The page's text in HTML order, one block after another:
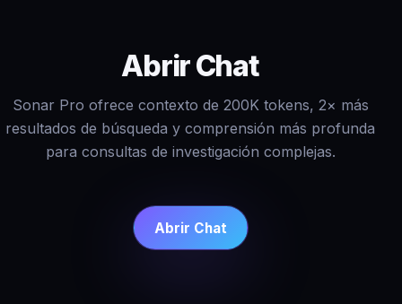
Abrir Chat
Sonar Pro ofrece contexto de 200K tokens, 2× más
resultados de búsqueda y comprensión más profunda
para consultas de investigación complejas.
Abrir Chat